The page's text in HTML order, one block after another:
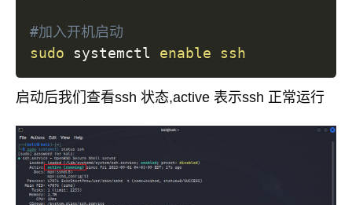
#加入开机启动
sudo systemctl enable ssh
启动后我们查看ssh 状态,active 表示ssh 正常运行